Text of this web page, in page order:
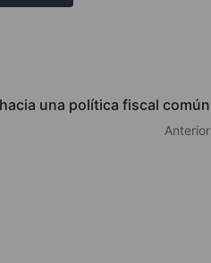
una política fiscal común
Anterior